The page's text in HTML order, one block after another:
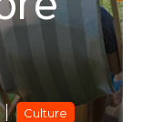
Culture